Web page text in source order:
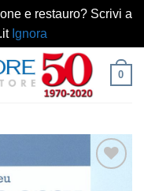
e restauro? Scrivi a
Ignora
0